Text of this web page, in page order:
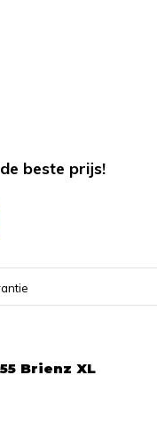
beste prijs!
Brienz XL